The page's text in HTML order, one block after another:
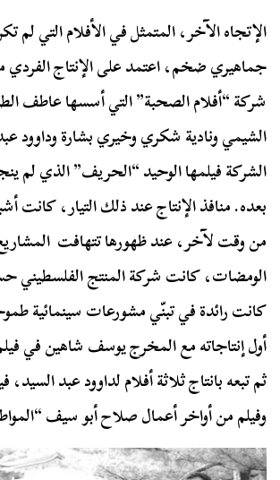
الإتجاه الآخر، المتمثل في الأفلام التي
جماهيري ضخم، اعتمد على الإنتاج
شركة“أفلام الصحبة”التي أسسها عاطف
الشيمي ونادية شكري وخيري بشارة وداوود
الشركة فيلمها الوحيد“الحريف”الذي لم
بعده. منافذ الإنتاج عند ذلك التيار، كانت
من وقت لآخر، عند ظهورها تتهافت
الومضات، كانت شركة المنتج الفلسطيني
كانت رائدة في تبنّي مشورعات سينمائية
أول إنتاجاته مع المخرج يوسف شاهين في
ثم تبعه بانتاج ثلاثة أفلام لداوود عبد
وفيلم من أواخر أعمال صلاح أبو سيف